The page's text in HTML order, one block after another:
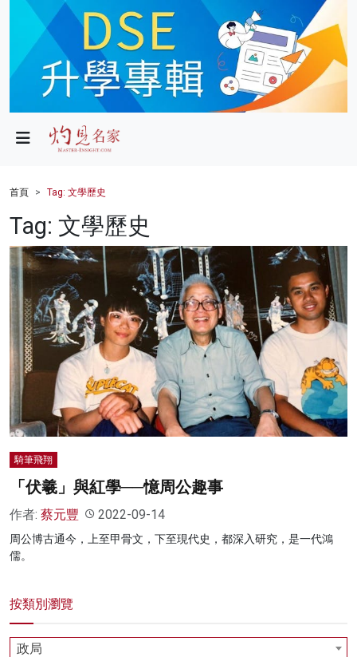
政局
財經
健康
商業
科技
影片
名家榜
灼見活動
首頁 Tag: 文學歷史
Tag: 文學歷史
騎筆飛翔
「伏羲」與紅學──憶周公趣事
作者: 蔡元豐 2022-09-14
周公博古通今，上至甲骨文，下至現代史，都深入研究，是一代鴻
儒。
按類別瀏覽
政局